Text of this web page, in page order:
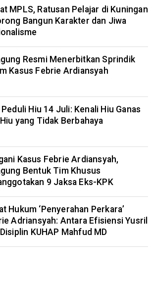
MPLS, Ratusan Pelajar di Kuningan
Bangun Karakter dan Jiwa
Resmi Menerbitkan Sprindik
Kasus Febrie Ardiansyah
Peduli Hiu 14 Juli: Kenali Hiu Ganas
yang Tidak Berbahaya
Kasus Febrie Ardiansyah,
Bentuk Tim Khusus
9 Jaksa Eks-KPK
Hukum ‘Penyerahan Perkara’
Adriansyah: Antara Efisiensi Yusril
KUHAP Mahfud MD